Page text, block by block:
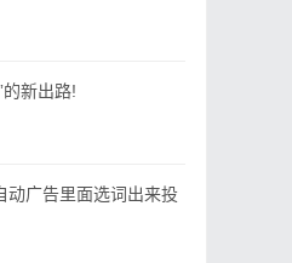
的新出路!
动广告里面选词出来投